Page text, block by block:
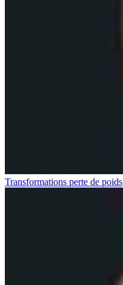
Transformations perte de poids